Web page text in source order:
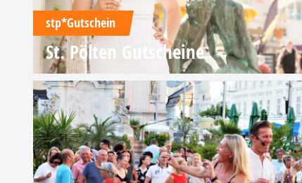
stp*Gutschein
St. Pölten Gutscheine